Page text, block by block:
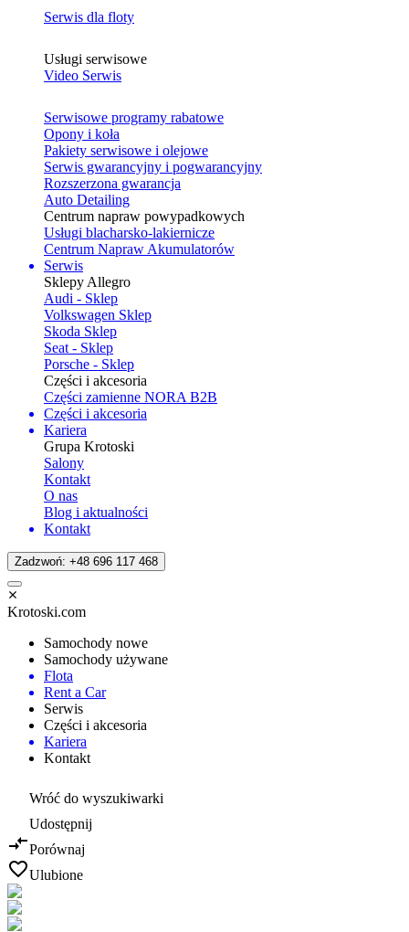
Serwis dla floty
Usługi serwisowe
Video Serwis
Serwisowe programy rabatowe
Opony i koła
Pakiety serwisowe i olejowe
Serwis gwarancyjny i pogwarancyjny
Rozszerzona gwarancja
Auto Detailing
Centrum napraw powypadkowych
Usługi blacharsko-lakiernicze
Centrum Napraw Akumulatorów
Serwis
Sklepy Allegro
Audi - Sklep
Volkswagen Sklep
Skoda Sklep
Seat - Sklep
Porsche - Sklep
Części i akcesoria
Części zamienne NORA B2B
Części i akcesoria
Kariera
Grupa Krotoski
Salony
Kontakt
O nas
Blog i aktualności
Kontakt
Zadzwoń: +48 696 117 468
Krotoski.com
Samochody nowe
Samochody używane
Flota
Rent a Car
Serwis
Części i akcesoria
Kariera
Kontakt
Wróć do wyszukiwarki
Udostępnij
Porównaj
Ulubione